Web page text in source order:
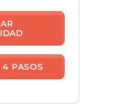
4 PASOS